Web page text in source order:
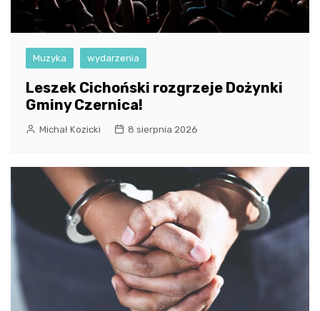
Muzyka wydarzenia
Leszek Cichoński rozgrzeje Dożynki
Gminy Czernica!
Michał Kozicki 8 sierpnia 2026